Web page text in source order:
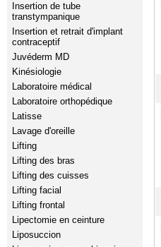
Insertion de tube
transtympanique
Insertion et retrait d'implant
contraceptif
Juvéderm MD
Kinésiologie
Laboratoire médical
Laboratoire orthopédique
Latisse
Lavage d'oreille
Lifting
Lifting des bras
Lifting des cuisses
Lifting facial
Lifting frontal
Lipectomie en ceinture
Liposuccion